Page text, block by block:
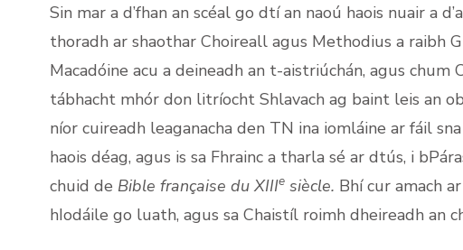
Sin mar a d’fhan an scéal go dtí an naoú haois nuair a
thoradh ar shaothar Choireall agus Methodius a raibh
Macadóine acu a deineadh an t-aistriúchán, agus chum
tábhacht mhór don litríocht Shlavach ag baint leis an
níor cuireadh leaganacha den TN ina iomláine ar fáil
haois déag, agus is sa Fhrainc a tharla sé ar dtús, i
chuid de Bible française du XIIIe siècle. Bhí cur amach
hIodáile go luath, agus sa Chaistíl roimh dheireadh an